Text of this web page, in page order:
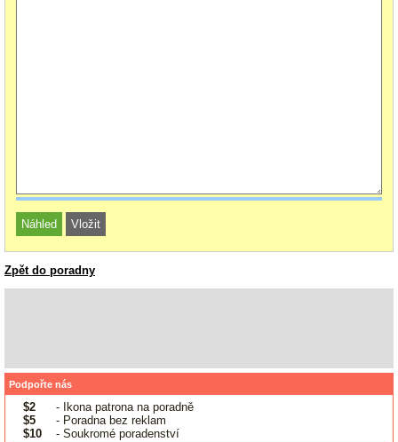
Zpět do poradny
Podpořte nás
$2
- Ikona patrona na poradně
$5
- Poradna bez reklam
$10
- Soukromé poradenství